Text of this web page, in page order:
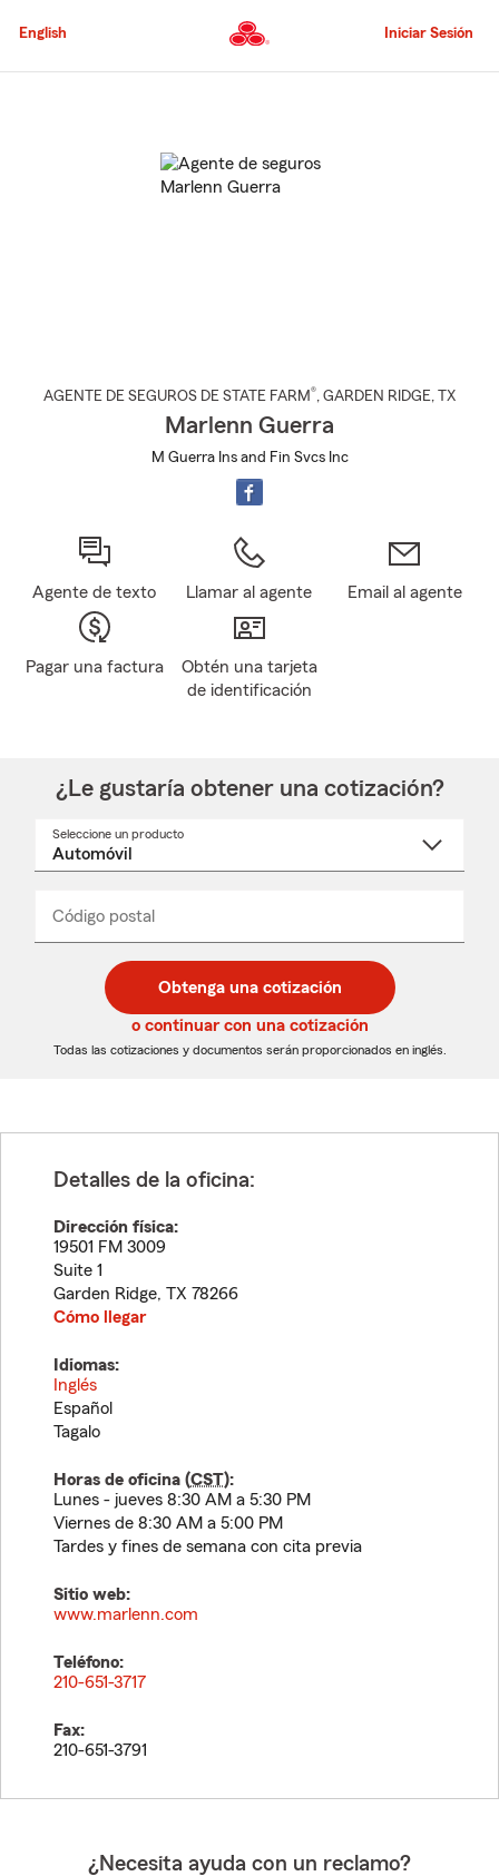
al
principal
English Iniciar Sesión
AGENTE DE SEGUROS DE STATE FARM®, GARDEN RIDGE, TX
Marlenn Guerra
M Guerra Ins and Fin Svcs Inc
Agente de texto Llamar al agente Email al agente
Pagar una factura
Obtén una tarjeta
de identificación
¿Le gustaría obtener una cotización?
Seleccione un producto
desplegable
Código postal
de
5
dígitos
de
5
dígitos
_____
Obtenga una cotización
o continuar con una cotización
Todas las cotizaciones y documentos serán proporcionados en inglés.
Detalles de la oficina:
Dirección física:
19501 FM 3009
Suite 1
Garden Ridge, TX 78266
Cómo llegar
Idiomas:
Inglés
Español
Tagalo
Horas de oficina (CST):
Lunes - jueves 8:30 AM a 5:30 PM
Viernes de 8:30 AM a 5:00 PM
Tardes y fines de semana con cita previa
Sitio web:
www.marlenn.com
Teléfono:
210-651-3717
Fax:
210-651-3791
¿Necesita ayuda con un reclamo?